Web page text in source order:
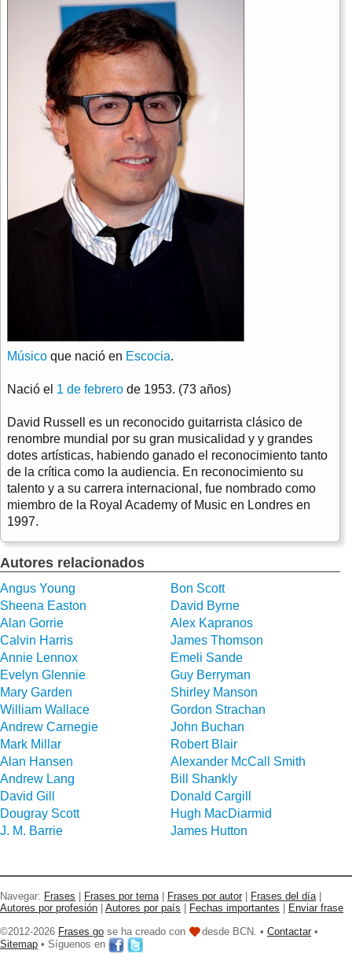
Músico que nació en Escocia.
Nació el 1 de febrero de 1953. (73 años)
David Russell es un reconocido guitarrista clásico de
renombre mundial por su gran musicalidad y y grandes
dotes artísticas, habiendo ganado el reconocimiento tanto
de la crítica como la audiencia. En reconocimiento su
talento y a su carrera internacional, fue nombrado como
miembro de la Royal Academy of Music en Londres en
1997.
Autores relacionados
Angus Young
Bon Scott
Sheena Easton
David Byrne
Alan Gorrie
Alex Kapranos
Calvin Harris
James Thomson
Annie Lennox
Emeli Sande
Evelyn Glennie
Guy Berryman
Mary Garden
Shirley Manson
William Wallace
Gordon Strachan
Andrew Carnegie
John Buchan
Mark Millar
Robert Blair
Alan Hansen
Alexander McCall Smith
Andrew Lang
Bill Shankly
David Gill
Donald Cargill
Dougray Scott
Hugh MacDiarmid
J. M. Barrie
James Hutton
Navegar: Frases Frases por tema Frases por autor Frases del día
Autores por profesión
Autores por país Fechas importantes
Enviar frase
©2012-2026 Frases go se ha creado con desde BCN. • Contactar •
Sitemap • Síguenos en